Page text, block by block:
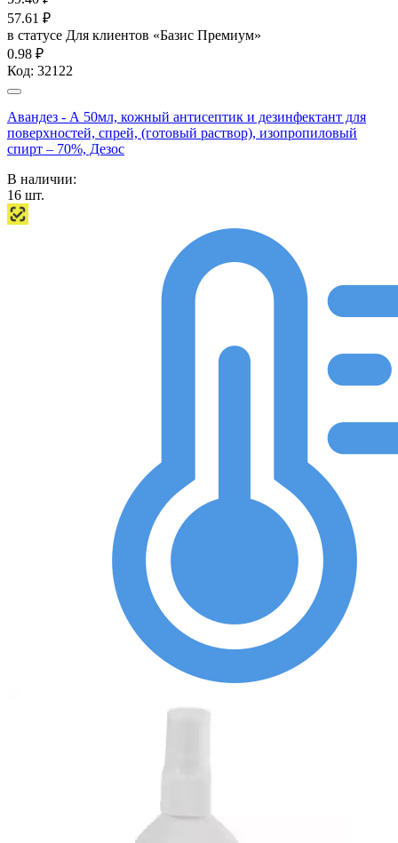
57.61 ₽
в статусе Для клиентов «Базис Премиум»
0.98 ₽
Код: 32122
Авандез - А 50мл, кожный антисептик и дезинфектант для
поверхностей, спрей, (готовый раствор), изопропиловый
спирт – 70%, Дезос
В наличии:
16 шт.